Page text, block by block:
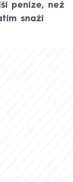
peníze, než
snaží